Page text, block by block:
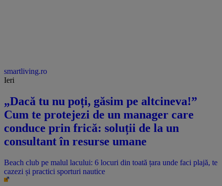
smartliving.ro
Ieri
„Dacă tu nu poți, găsim pe altcineva!”
Cum te protejezi de un manager care
conduce prin frică: soluții de la un
consultant în resurse umane
Beach club pe malul lacului: 6 locuri din toată țara unde faci plajă, te
cazezi și practici sporturi nautice